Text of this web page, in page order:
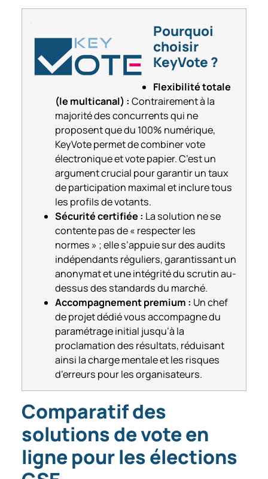
Pourquoi
choisir
KeyVote ?
Flexibilité totale
(le multicanal) : Contrairement à la
majorité des concurrents qui ne
proposent que du 100% numérique,
KeyVote permet de combiner vote
électronique et vote papier. C’est un
argument crucial pour garantir un taux
de participation maximal et inclure tous
les profils de votants.
Sécurité certifiée : La solution ne se
contente pas de « respecter les
normes » ; elle s’appuie sur des audits
indépendants réguliers, garantissant un
anonymat et une intégrité du scrutin au-
dessus des standards du marché.
Accompagnement premium : Un chef
de projet dédié vous accompagne du
paramétrage initial jusqu’à la
proclamation des résultats, réduisant
ainsi la charge mentale et les risques
d’erreurs pour les organisateurs.
Comparatif des
solutions de vote en
ligne pour les élections